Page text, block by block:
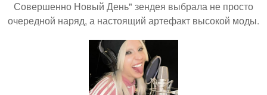
Совершенно Новый День" зендея выбрала не просто
очередной наряд, а настоящий артефакт высокой моды.